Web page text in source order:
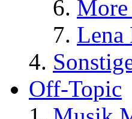
Lena
Off-Topic